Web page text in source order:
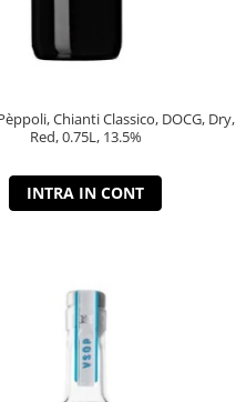
Chianti Classico, DOCG, Dry,
Red, 0.75L, 13.5%
INTRA IN CONT